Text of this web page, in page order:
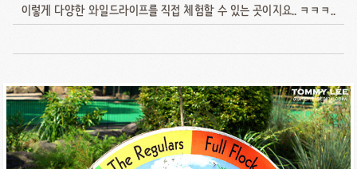
이렇게 다양한 와일드라이프를 직접 체험할 수 있는 곳이지요.. ㅋㅋㅋ..